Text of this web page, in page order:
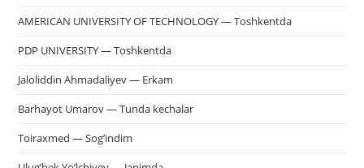
AMERICAN UNIVERSITY OF TECHNOLOGY — Toshkentda
PDP UNIVERSITY — Toshkentda
Jaloliddin Ahmadaliyev — Erkam
Barhayot Umarov — Tunda kechalar
Toiraxmed — Sog’indim